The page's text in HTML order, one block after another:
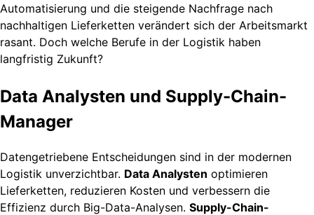
Automatisierung und die steigende Nachfrage nach
nachhaltigen Lieferketten verändert sich der Arbeitsmarkt
rasant. Doch welche Berufe in der Logistik haben
langfristig Zukunft?
Data Analysten und Supply-Chain-
Manager
Datengetriebene Entscheidungen sind in der modernen
Logistik unverzichtbar. Data Analysten optimieren
Lieferketten, reduzieren Kosten und verbessern die
Effizienz durch Big-Data-Analysen. Supply-Chain-